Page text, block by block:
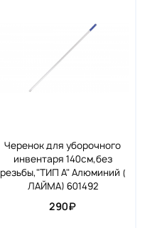
Черенок для уборочного
инвентаря 140см,без
резьбы,"ТИП А" Алюминий (
ЛАЙМА) 601492
290₽